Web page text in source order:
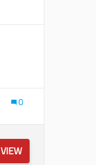
0
VIEW